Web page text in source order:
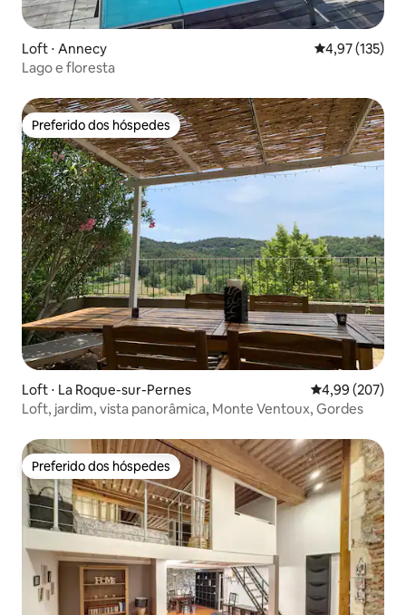
Loft ⋅ Annecy 4,97 de uma
4,97 (135)
Lago e floresta
Preferido dos hóspedes
Preferido dos hóspedes
Loft ⋅ La Roque-sur-Pernes 4,99 de uma
4,99 (207)
Loft, jardim, vista panorâmica, Monte Ventoux, Gordes
Preferido dos hóspedes
Preferido dos hóspedes